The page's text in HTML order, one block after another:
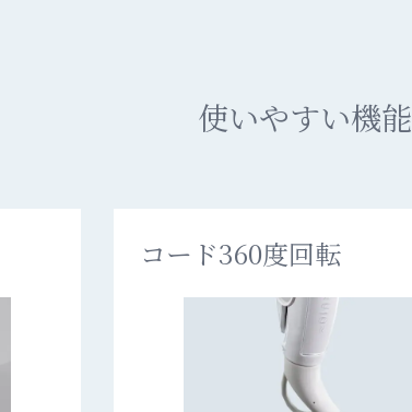
使いやすい機能
コード360度回転